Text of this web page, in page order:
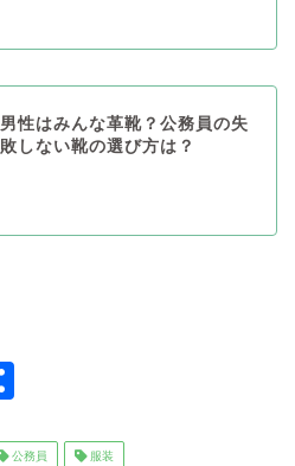
男性はみんな革靴？公務員の失
敗しない靴の選び方は？
公務員 服装